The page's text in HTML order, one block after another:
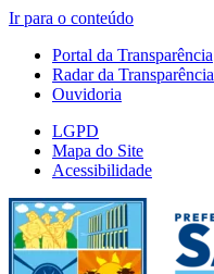
Ir para o conteúdo
Portal da Transparência
Radar da Transparência
Ouvidoria
LGPD
Mapa do Site
Acessibilidade